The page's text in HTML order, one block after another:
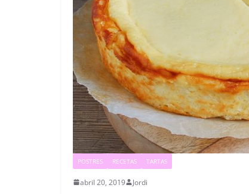
POSTRES RECETAS TARTAS
abril 20, 2019 Jordi